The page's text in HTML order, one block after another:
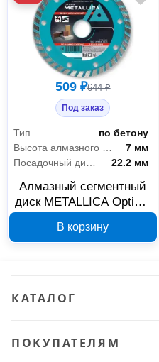
509 ₽644 ₽
Под заказ
Тип
по бетону
7 мм
22.2 мм
Алмазный сегментный
диск METALLICA Optima
В корзину
КАТАЛОГ
ПОКУПАТЕЛЯМ